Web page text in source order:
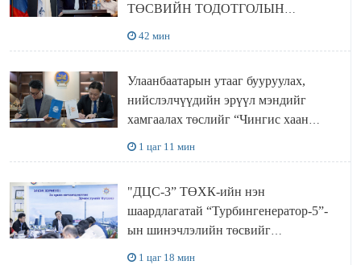
ТӨСВИЙН ТОДОТГОЛЫН
42 мин
Улаанбаатарын утааг бууруулах,
нийслэлчүүдийн эрүүл мэндийг
хамгаалах төслийг “Чингис хаан
1 цаг 11 мин
"ДЦС-3” ТӨХК-ийн нэн
шаардлагатай “Турбингенератор-5”-
ын шинэчлэлийн төсвийг
1 цаг 18 мин